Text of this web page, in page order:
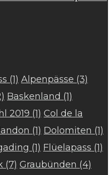
(1) Alpenpässe (3)
Baskenland (1)
2019 (1) Col de la
(1) Dolomiten (1)
(1) Flüelapass (1)
(7) Graubünden (4)